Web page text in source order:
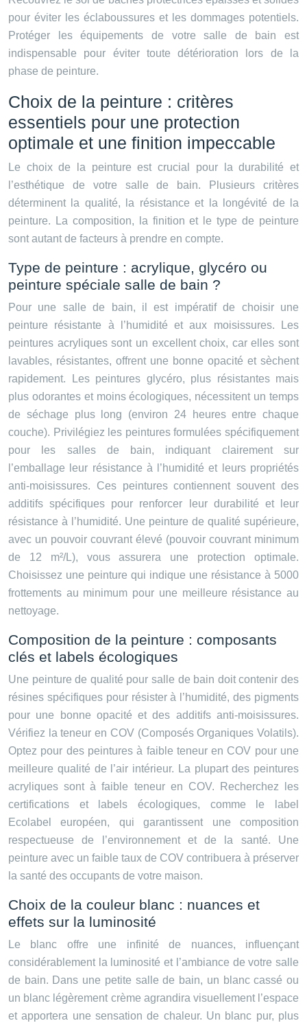
pour éviter les éclaboussures et les dommages potentiels.
Protéger les équipements de votre salle de bain est
indispensable pour éviter toute détérioration lors de la
phase de peinture.
Choix de la peinture : critères
essentiels pour une protection
optimale et une finition impeccable
Le choix de la peinture est crucial pour la durabilité et
l’esthétique de votre salle de bain. Plusieurs critères
déterminent la qualité, la résistance et la longévité de la
peinture. La composition, la finition et le type de peinture
sont autant de facteurs à prendre en compte.
Type de peinture : acrylique, glycéro ou
peinture spéciale salle de bain ?
Pour une salle de bain, il est impératif de choisir une
peinture résistante à l’humidité et aux moisissures. Les
peintures acryliques sont un excellent choix, car elles sont
lavables, résistantes, offrent une bonne opacité et sèchent
rapidement. Les peintures glycéro, plus résistantes mais
plus odorantes et moins écologiques, nécessitent un temps
de séchage plus long (environ 24 heures entre chaque
couche). Privilégiez les peintures formulées spécifiquement
pour les salles de bain, indiquant clairement sur
l’emballage leur résistance à l’humidité et leurs propriétés
anti-moisissures. Ces peintures contiennent souvent des
additifs spécifiques pour renforcer leur durabilité et leur
résistance à l’humidité. Une peinture de qualité supérieure,
avec un pouvoir couvrant élevé (pouvoir couvrant minimum
de 12 m²/L), vous assurera une protection optimale.
Choisissez une peinture qui indique une résistance à 5000
frottements au minimum pour une meilleure résistance au
nettoyage.
Composition de la peinture : composants
clés et labels écologiques
Une peinture de qualité pour salle de bain doit contenir des
résines spécifiques pour résister à l’humidité, des pigments
pour une bonne opacité et des additifs anti-moisissures.
Vérifiez la teneur en COV (Composés Organiques Volatils).
Optez pour des peintures à faible teneur en COV pour une
meilleure qualité de l’air intérieur. La plupart des peintures
acryliques sont à faible teneur en COV. Recherchez les
certifications et labels écologiques, comme le label
Ecolabel européen, qui garantissent une composition
respectueuse de l’environnement et de la santé. Une
peinture avec un faible taux de COV contribuera à préserver
la santé des occupants de votre maison.
Choix de la couleur blanc : nuances et
effets sur la luminosité
Le blanc offre une infinité de nuances, influençant
considérablement la luminosité et l’ambiance de votre salle
de bain. Dans une petite salle de bain, un blanc cassé ou
un blanc légèrement crème agrandira visuellement l’espace
et apportera une sensation de chaleur. Un blanc pur, plus